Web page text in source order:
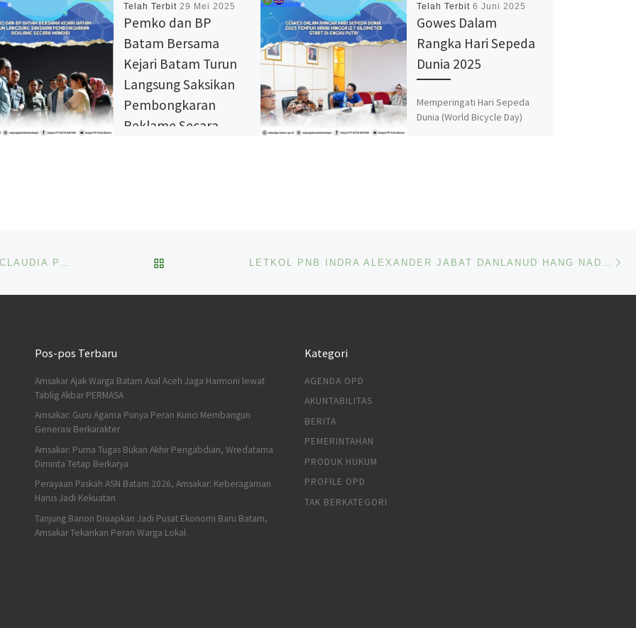
Telah Terbit 29 Mei 2025
Pemko dan BP
Batam Bersama
Kejari Batam Turun
Langsung Saksikan
Pembongkaran
Reklame Secara
pendampingan langsung dari
Telah Terbit 6 Juni 2025
Gowes Dalam
Rangka Hari Sepeda
Dunia 2025
Memperingati Hari Sepeda
Dunia (World Bicycle Day)
BACK TO POST LIST
Pos-pos Terbaru
Amsakar Ajak Warga Batam Asal Aceh Jaga Harmoni lewat
Tablig Akbar PERMASA
Amsakar: Guru Agama Punya Peran Kunci Membangun
Generasi Berkarakter
Amsakar: Purna Tugas Bukan Akhir Pengabdian, Wredatama
Diminta Tetap Berkarya
Perayaan Paskah ASN Batam 2026, Amsakar: Keberagaman
Harus Jadi Kekuatan
Tanjung Banon Disiapkan Jadi Pusat Ekonomi Baru Batam,
Amsakar Tekankan Peran Warga Lokal
Kategori
AGENDA OPD
AKUNTABILITAS
BERITA
PEMERINTAHAN
PRODUK HUKUM
PROFILE OPD
TAK BERKATEGORI